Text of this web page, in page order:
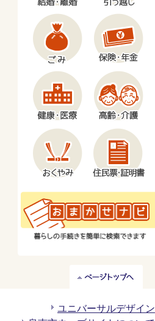
ト
ユニバーサルデザイン